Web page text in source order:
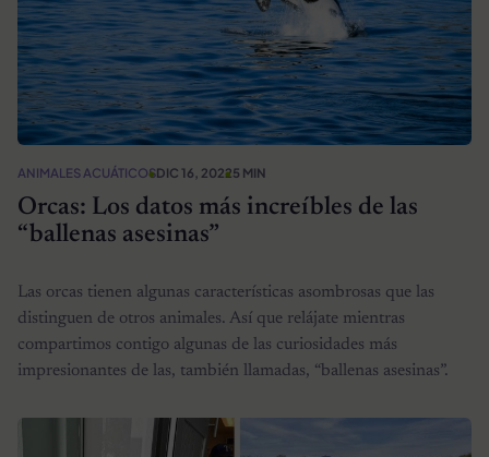
ANIMALES ACUÁTICOSDIC 16, 20225 MIN
Orcas: Los datos más increíbles de las
“ballenas asesinas”
Las orcas tienen algunas características asombrosas que las
distinguen de otros animales. Así que relájate mientras
compartimos contigo algunas de las curiosidades más
impresionantes de las, también llamadas, “ballenas asesinas”.